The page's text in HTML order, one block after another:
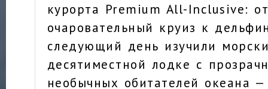
курорта Premium All-Inclusive:
очаровательный круиз к
следующий день изучили
десятиместной лодке с
необычных обитателей океана